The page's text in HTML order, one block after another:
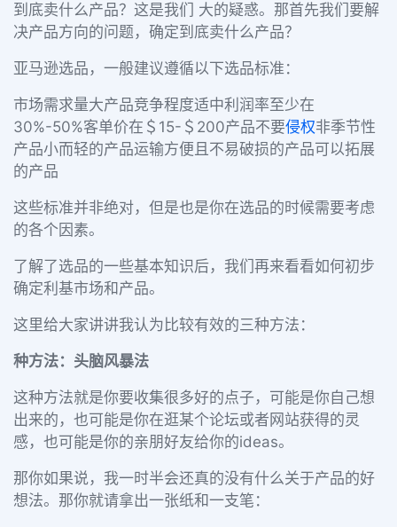
到底卖什么产品？这是我们 大的疑惑。那首先我们要解
决产品方向的问题，确定到底卖什么产品？
亚马逊选品，一般建议遵循以下选品标准：
市场需求量大产品竞争程度适中利润率至少在
30%-50%客单价在＄15-＄200产品不要侵权非季节性
产品小而轻的产品运输方便且不易破损的产品可以拓展
的产品
这些标准并非绝对，但是也是你在选品的时候需要考虑
的各个因素。
了解了选品的一些基本知识后，我们再来看看如何初步
确定利基市场和产品。
这里给大家讲讲我认为比较有效的三种方法：
种方法：头脑风暴法
这种方法就是你要收集很多好的点子，可能是你自己想
出来的，也可能是你在逛某个论坛或者网站获得的灵
感，也可能是你的亲朋好友给你的ideas。
那你如果说，我一时半会还真的没有什么关于产品的好
想法。那你就请拿出一张纸和一支笔：